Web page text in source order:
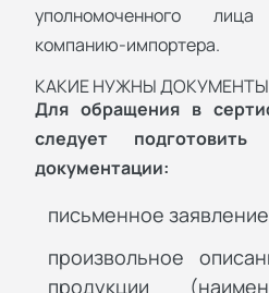
уполномоченного
компанию-импортера.
КАКИЕ НУЖНЫ ДОКУМЕНТЫ
Для обращения в
следует
документации:
письменное
произвольное
продукции